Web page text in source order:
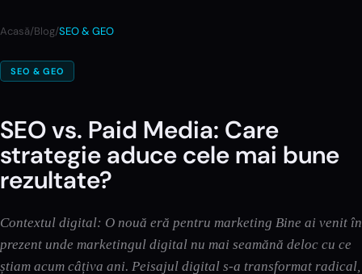
Acasă/Blog/SEO & GEO
SEO & GEO
SEO vs. Paid Media: Care
strategie aduce cele mai bune
rezultate?
Contextul digital: O nouă eră pentru marketing Bine ai venit în
prezent unde marketingul digital nu mai seamănă deloc cu ce
știam acum câțiva ani. Peisajul digital s-a transformat radical,